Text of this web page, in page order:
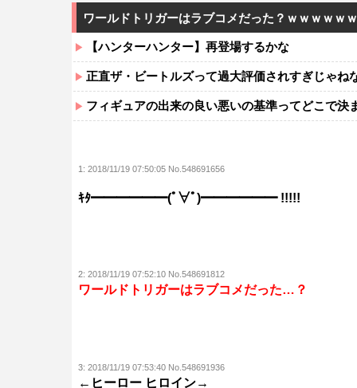
ワールドトリガーはラブコメだった？ｗｗｗｗｗ
【ハンターハンター】再登場するかな
正直ザ・ビートルズって過大評価されすぎじゃね
フィギュアの出来の良い悪いの基準ってどこで決
1: 2018/11/19 07:50:05 No.548691656
ｷﾀ━━━━━━(ﾟ∀ﾟ)━━━━━━ !!!!!
2: 2018/11/19 07:52:10 No.548691812
ワールドトリガーはラブコメだった…？
3: 2018/11/19 07:53:40 No.548691936
←ヒーロー ヒロイン→